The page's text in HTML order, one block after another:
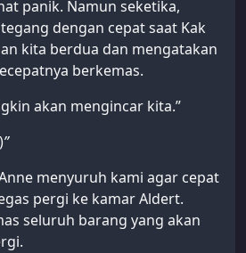
panik. Namun seketika,
dengan cepat saat Kak
kita berdua dan mengatakan
berkemas.
akan mengincar kita.”
”
menyuruh kami agar cepat
pergi ke kamar Aldert.
seluruh barang yang akan